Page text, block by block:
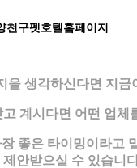
천구펫호텔홈페이지
생각하신다면 지
계시다면 어떤 업
좋은 타이밍이라고
제안받으실 수 있습니